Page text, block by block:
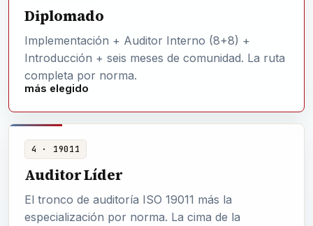
Diplomado
Implementación + Auditor Interno (8+8) +
Introducción + seis meses de comunidad. La ruta
completa por norma.
más elegido
4 · 19011
Auditor Líder
El tronco de auditoría ISO 19011 más la
especialización por norma. La cima de la